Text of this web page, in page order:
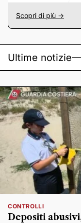
Scopri di più ->
Ultime notizie
CONTROLLI
Depositi